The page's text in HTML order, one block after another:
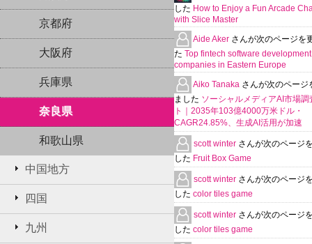
京都府
大阪府
兵庫県
奈良県
和歌山県
中国地方
四国
九州
した How to Enjoy a Fun Arcade
with Slice Master
Aide Aker さんが次のページを
た Top fintech software development
companies in Eastern Europe
Aiko Tanaka さんが次のページ
ました ソーシャルメディアAI市場調
ト｜2035年103億4000万米ドル・
CAGR24.85%、生成AI活用が加速
scott winter さんが次のページ
した Fruit Box Game
scott winter さんが次のページ
した color tiles game
scott winter さんが次のページ
した color tiles game